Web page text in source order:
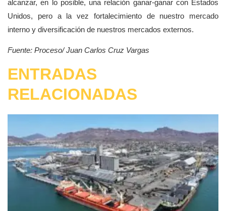
alcanzar, en lo posible, una relación ganar-ganar con Estados
Unidos, pero a la vez fortalecimiento de nuestro mercado
interno y diversificación de nuestros mercados externos.
Fuente: Proceso/ Juan Carlos Cruz Vargas
ENTRADAS
RELACIONADAS